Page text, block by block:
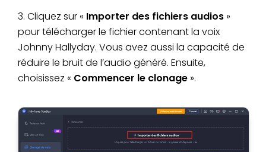
3. Cliquez sur « Importer des fichiers audios »
pour télécharger le fichier contenant la voix
Johnny Hallyday. Vous avez aussi la capacité de
réduire le bruit de l’audio généré. Ensuite,
choisissez « Commencer le clonage ».